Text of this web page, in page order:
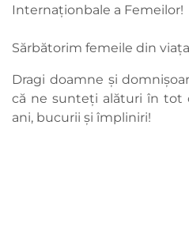
Internaționbale a Femeilor!
Sărbătorim femeile din
Dragi doamne și
că ne sunteți alături în tot
ani, bucurii și împliniri!